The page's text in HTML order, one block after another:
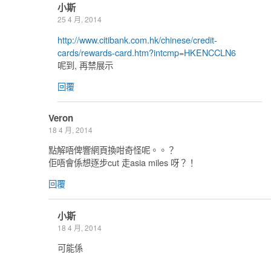
小斯
25 4 月, 2014
http://www.citibank.com.hk/chinese/credit-
cards/rewards-card.htm?intcmp=HKENCCLN6
呢到, 再禁展示
回覆
Veron
18 4 月, 2014
點解唔俾響網頁換咁奇怪呢。。？
佢唔會係想逐步cut 走asia miles 呀？！
回覆
小斯
18 4 月, 2014
可能係